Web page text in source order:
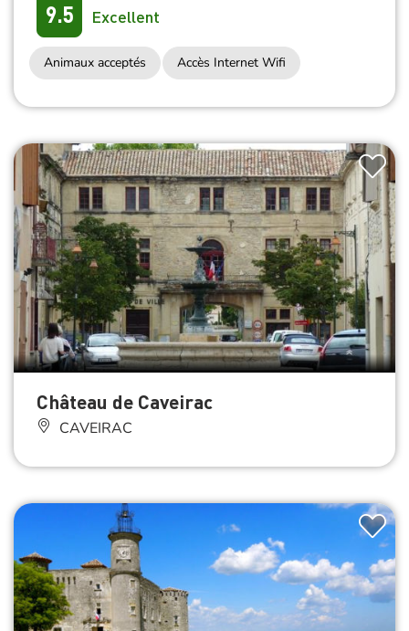
9.5 Excellent
Animaux acceptés Accès Internet Wifi
Château de Caveirac
CAVEIRAC